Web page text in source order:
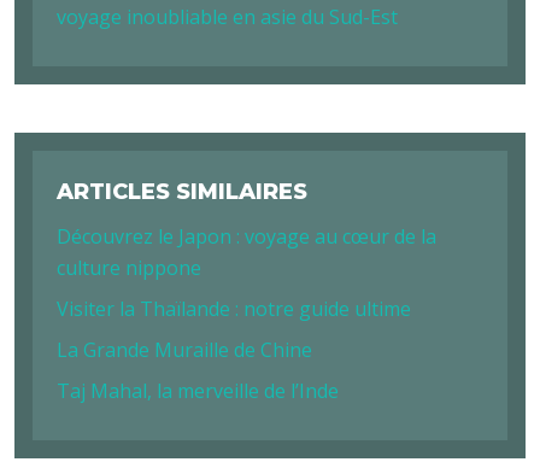
voyage inoubliable en asie du Sud-Est
ARTICLES SIMILAIRES
Découvrez le Japon : voyage au cœur de la
culture nippone
Visiter la Thaïlande : notre guide ultime
La Grande Muraille de Chine
Taj Mahal, la merveille de l’Inde